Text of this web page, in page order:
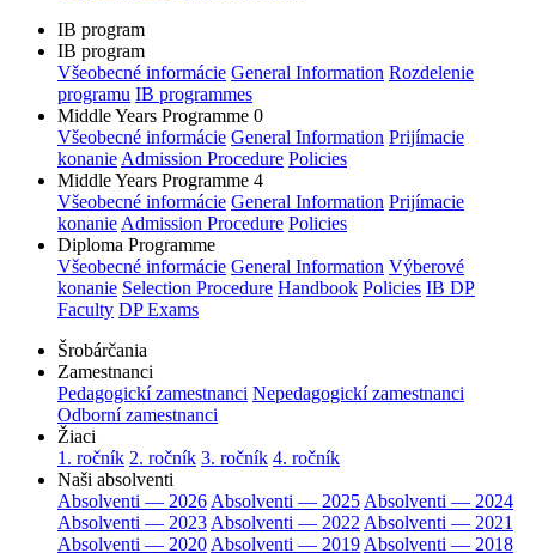
IB program
IB program
Všeobecné informácie General Information Rozdelenie
programu IB programmes
Middle Years Programme 0
Všeobecné informácie General Information Prijímacie
konanie Admission Procedure Policies
Middle Years Programme 4
Všeobecné informácie General Information Prijímacie
konanie Admission Procedure Policies
Diploma Programme
Všeobecné informácie General Information Výberové
konanie Selection Procedure Handbook Policies IB DP
Faculty DP Exams
Šrobárčania
Zamestnanci
Pedagogickí zamestnanci Nepedagogickí zamestnanci
Odborní zamestnanci
Žiaci
1. ročník 2. ročník 3. ročník 4. ročník
Naši absolventi
Absolventi — 2026 Absolventi — 2025 Absolventi — 2024
Absolventi — 2023 Absolventi — 2022 Absolventi — 2021
Absolventi — 2020 Absolventi — 2019 Absolventi — 2018